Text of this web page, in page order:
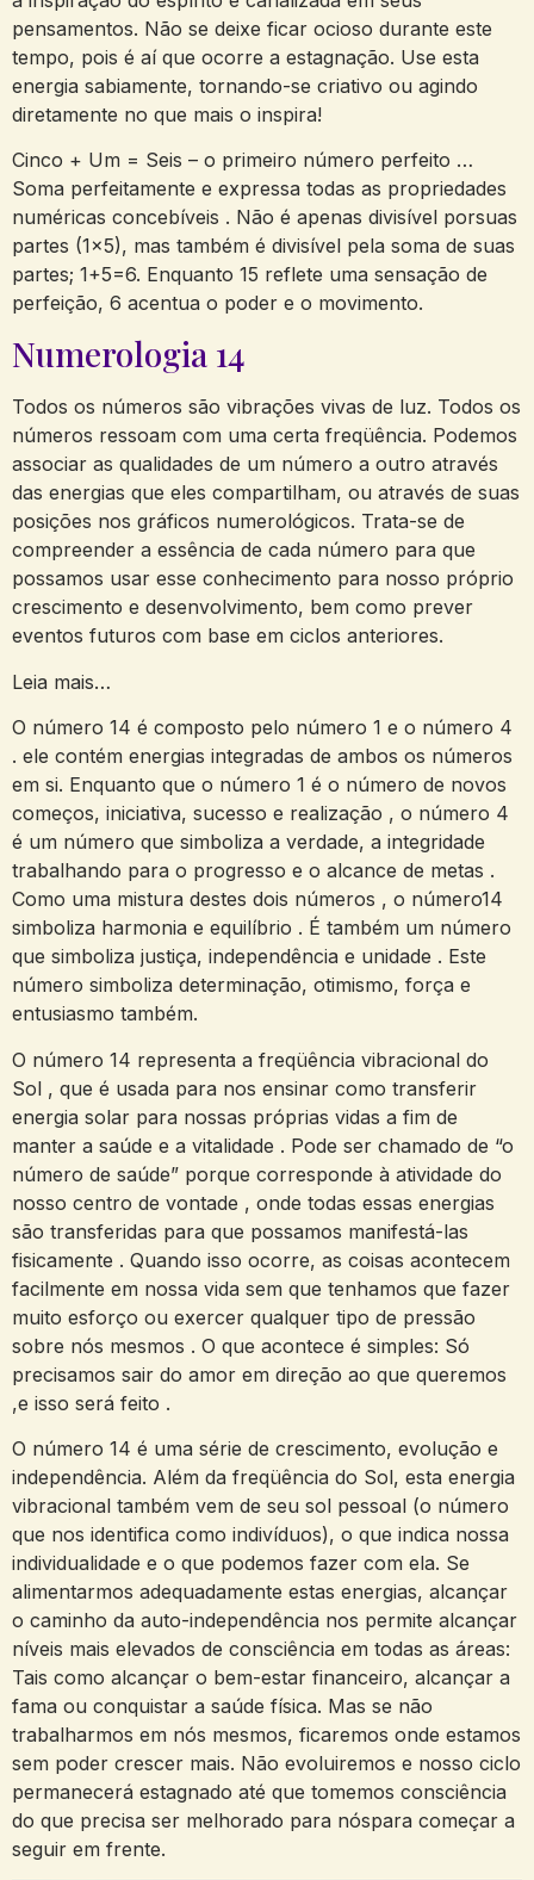
pensamentos. Não se deixe ficar ocioso durante este
tempo, pois é aí que ocorre a estagnação. Use esta
energia sabiamente, tornando-se criativo ou agindo
diretamente no que mais o inspira!
Cinco + Um = Seis – o primeiro número perfeito …
Soma perfeitamente e expressa todas as propriedades
numéricas concebíveis . Não é apenas divisível porsuas
partes (1×5), mas também é divisível pela soma de suas
partes; 1+5=6. Enquanto 15 reflete uma sensação de
perfeição, 6 acentua o poder e o movimento.
Numerologia 14
Todos os números são vibrações vivas de luz. Todos os
números ressoam com uma certa freqüência. Podemos
associar as qualidades de um número a outro através
das energias que eles compartilham, ou através de suas
posições nos gráficos numerológicos. Trata-se de
compreender a essência de cada número para que
possamos usar esse conhecimento para nosso próprio
crescimento e desenvolvimento, bem como prever
eventos futuros com base em ciclos anteriores.
Leia mais…
O número 14 é composto pelo número 1 e o número 4
. ele contém energias integradas de ambos os números
em si. Enquanto que o número 1 é o número de novos
começos, iniciativa, sucesso e realização , o número 4
é um número que simboliza a verdade, a integridade
trabalhando para o progresso e o alcance de metas .
Como uma mistura destes dois números , o número14
simboliza harmonia e equilíbrio . É também um número
que simboliza justiça, independência e unidade . Este
número simboliza determinação, otimismo, força e
entusiasmo também.
O número 14 representa a freqüência vibracional do
Sol , que é usada para nos ensinar como transferir
energia solar para nossas próprias vidas a fim de
manter a saúde e a vitalidade . Pode ser chamado de “o
número de saúde” porque corresponde à atividade do
nosso centro de vontade , onde todas essas energias
são transferidas para que possamos manifestá-las
fisicamente . Quando isso ocorre, as coisas acontecem
facilmente em nossa vida sem que tenhamos que fazer
muito esforço ou exercer qualquer tipo de pressão
sobre nós mesmos . O que acontece é simples: Só
precisamos sair do amor em direção ao que queremos
,e isso será feito .
O número 14 é uma série de crescimento, evolução e
independência. Além da freqüência do Sol, esta energia
vibracional também vem de seu sol pessoal (o número
que nos identifica como indivíduos), o que indica nossa
individualidade e o que podemos fazer com ela. Se
alimentarmos adequadamente estas energias, alcançar
o caminho da auto-independência nos permite alcançar
níveis mais elevados de consciência em todas as áreas:
Tais como alcançar o bem-estar financeiro, alcançar a
fama ou conquistar a saúde física. Mas se não
trabalharmos em nós mesmos, ficaremos onde estamos
sem poder crescer mais. Não evoluiremos e nosso ciclo
permanecerá estagnado até que tomemos consciência
do que precisa ser melhorado para nóspara começar a
seguir em frente.